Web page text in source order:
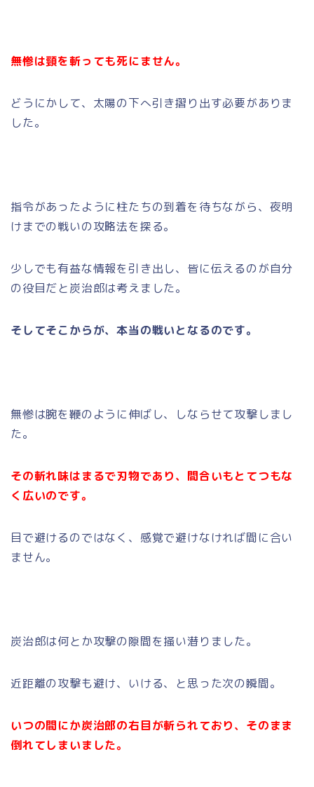
無惨は頸を斬っても死にません。
どうにかして、太陽の下へ引き摺り出す必要がありま
した。
指令があったように柱たちの到着を待ちながら、夜明
けまでの戦いの攻略法を探る。
少しでも有益な情報を引き出し、皆に伝えるのが自分
の役目だと炭治郎は考えました。
そしてそこからが、本当の戦いとなるのです。
無惨は腕を鞭のように伸ばし、しならせて攻撃しまし
た。
その斬れ味はまるで刃物であり、間合いもとてつもな
く広いのです。
目で避けるのではなく、感覚で避けなければ間に合い
ません。
炭治郎は何とか攻撃の隙間を掻い潜りました。
近距離の攻撃も避け、いける、と思った次の瞬間。
いつの間にか炭治郎の右目が斬られており、そのまま
倒れてしまいました。